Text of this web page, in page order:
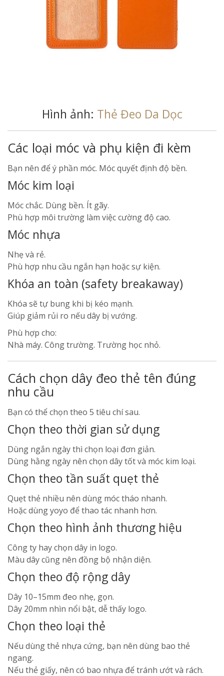
Hình ảnh: Thẻ Đeo Da Dọc
Các loại móc và phụ kiện đi kèm
Bạn nên để ý phần móc. Móc quyết định độ bền.
Móc kim loại
Móc chắc. Dùng bền. Ít gãy.
Phù hợp môi trường làm việc cường độ cao.
Móc nhựa
Nhẹ và rẻ.
Phù hợp nhu cầu ngắn hạn hoặc sự kiện.
Khóa an toàn (safety breakaway)
Khóa sẽ tự bung khi bị kéo mạnh.
Giúp giảm rủi ro nếu dây bị vướng.
Phù hợp cho:
Nhà máy. Công trường. Trường học nhỏ.
Cách chọn dây đeo thẻ tên đúng
nhu cầu
Bạn có thể chọn theo 5 tiêu chí sau.
Chọn theo thời gian sử dụng
Dùng ngắn ngày thì chọn loại đơn giản.
Dùng hằng ngày nên chọn dây tốt và móc kim loại.
Chọn theo tần suất quẹt thẻ
Quẹt thẻ nhiều nên dùng móc tháo nhanh.
Hoặc dùng yoyo để thao tác nhanh hơn.
Chọn theo hình ảnh thương hiệu
Công ty hay chọn dây in logo.
Màu dây cũng nên đồng bộ nhận diện.
Chọn theo độ rộng dây
Dây 10–15mm đeo nhẹ, gọn.
Dây 20mm nhìn nổi bật, dễ thấy logo.
Chọn theo loại thẻ
Nếu dùng thẻ nhựa cứng, bạn nên dùng bao thẻ
ngang.
Nếu thẻ giấy, nên có bao nhựa để tránh ướt và rách.